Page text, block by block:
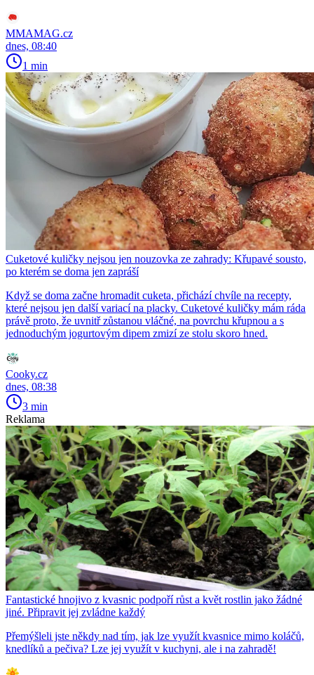
MMAMAG.cz
dnes, 08:40
1 min
Cuketové kuličky nejsou jen nouzovka ze zahrady: Křupavé sousto,
po kterém se doma jen zapráší
Když se doma začne hromadit cuketa, přichází chvíle na recepty,
které nejsou jen další variací na placky. Cuketové kuličky mám ráda
právě proto, že uvnitř zůstanou vláčné, na povrchu křupnou a s
jednoduchým jogurtovým dipem zmizí ze stolu skoro hned.
Cooky.cz
dnes, 08:38
3 min
Reklama
Fantastické hnojivo z kvasnic podpoří růst a květ rostlin jako žádné
jiné. Připravit jej zvládne každý
Přemýšleli jste někdy nad tím, jak lze využít kvasnice mimo koláčů,
knedlíků a pečiva? Lze jej využít v kuchyni, ale i na zahradě!